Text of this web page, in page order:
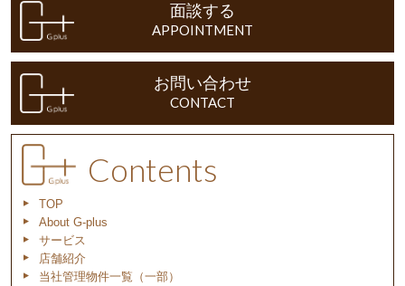
面談する
APPOINTMENT
お問い合わせ
CONTACT
Contents
TOP
About G-plus
サービス
店舗紹介
当社管理物件一覧（一部）